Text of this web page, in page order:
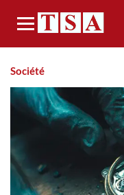
Menu
Société